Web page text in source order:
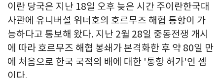
이란 당국은 지난 18일 오후 늦은 시간 주이란한국대
사관에 유니버설 위너호의 호르무즈 해협 통항이 가
능하다고 통보해 왔다. 지난 2월 28일 중동전쟁 개시
에 따라 호르무즈 해협 봉쇄가 본격화한 후 약 80일 만
에 처음으로 한국 국적의 배에 대한 '통항 허가'인 셈